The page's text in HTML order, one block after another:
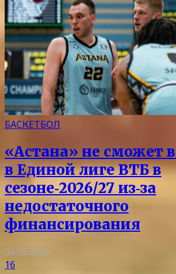
БАСКЕТБОЛ
«Астана» не сможет
в Единой лиге ВТБ в
сезоне‑2026/27 из‑за
недостаточного
финансирования
06.08.2026
16